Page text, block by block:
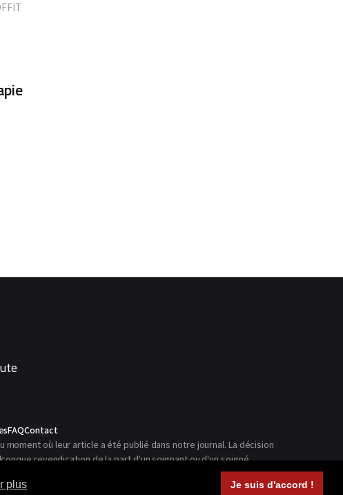
plus Je suis d'accord !
FAQContact
où leur article a été publié dans notre journal. La décision
revendication de la part d'un soignant ou d'un soigné.